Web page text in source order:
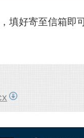
填好寄至信箱即